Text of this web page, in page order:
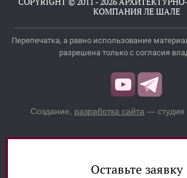
КОМПАНИЯ ЛЕ ШАЛЕ
Перепечатка, а равно использование
разрешена только с согласия
Создание, разработка сайта — студия
Оставьте заявку